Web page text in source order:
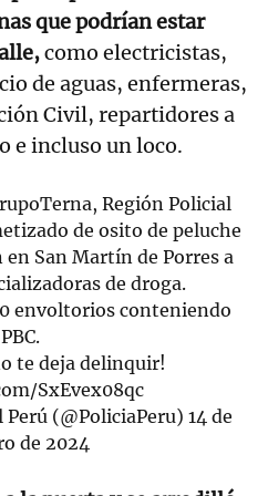
que podrían estar
como electricistas,
de aguas, enfermeras,
Civil, repartidores a
e incluso un loco.
, Región Policial
de osito de peluche
San Martín de Porres a
de droga.
envoltorios conteniendo
PBC.
te deja delinquir!
SxEvex08qc
(@PoliciaPeru) 14 de
de 2024